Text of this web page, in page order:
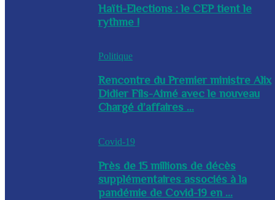
Haïti-Elections : le CEP tient le
rythme !
Politique
Rencontre du Premier ministre Alix
Didier Fils-Aimé avec le nouveau
Chargé d’affaires ...
Covid-19
Près de 15 millions de décès
supplémentaires associés à la
pandémie de Covid-19 en ...